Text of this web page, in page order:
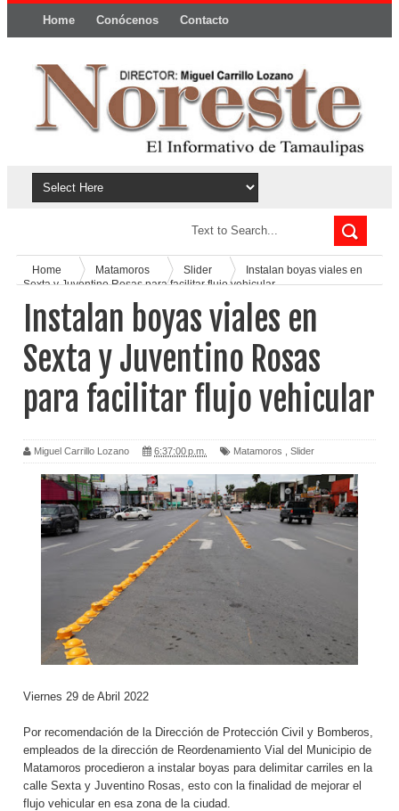
Home Conócenos Contacto
Home Matamoros Slider
Instalan boyas viales en
Sexta y Juventino Rosas para facilitar flujo vehicular
Instalan boyas viales en
Sexta y Juventino Rosas
para facilitar flujo vehicular
Miguel Carrillo Lozano 6:37:00 p.m. Matamoros Slider
Viernes 29 de Abril 2022
Por recomendación de la Dirección de Protección Civil y Bomberos,
empleados de la dirección de Reordenamiento Vial del Municipio de
Matamoros procedieron a instalar boyas para delimitar carriles en la
calle Sexta y Juventino Rosas, esto con la finalidad de mejorar el
flujo vehicular en esa zona de la ciudad.